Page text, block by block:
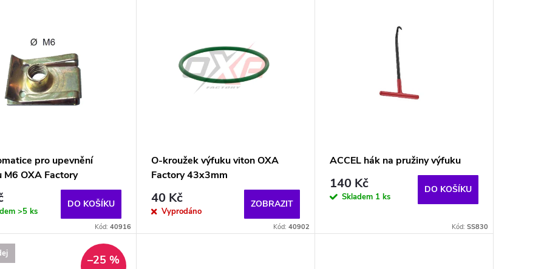
pro upevnění
M6 OXA Factory
>5 ks
DO KOŠÍKU
Kód: 40916
O-kroužek výfuku viton OXA
Factory 43x3mm
40 Kč
Vyprodáno
ZOBRAZIT
Kód: 40902
ACCEL hák na pružiny výfuku
140 Kč
Skladem 1 ks
DO KOŠÍKU
Kód: SS830
–25 %